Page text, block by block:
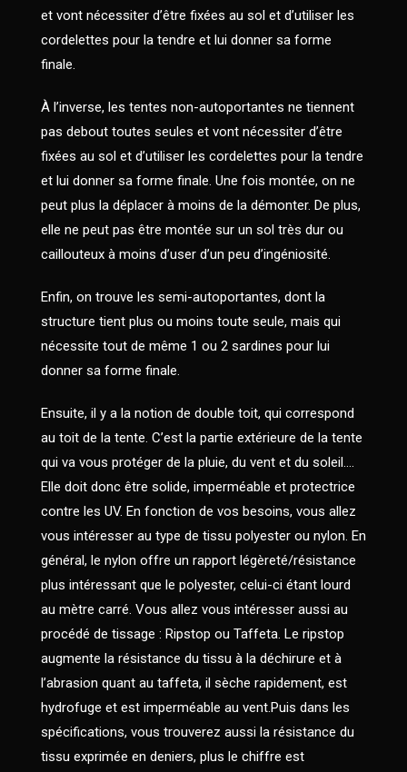
et vont nécessiter d’être fixées au sol et d’utiliser les
cordelettes pour la tendre et lui donner sa forme
finale.
À l’inverse, les tentes non-autoportantes ne tiennent
pas debout toutes seules et vont nécessiter d’être
fixées au sol et d’utiliser les cordelettes pour la tendre
et lui donner sa forme finale. Une fois montée, on ne
peut plus la déplacer à moins de la démonter. De plus,
elle ne peut pas être montée sur un sol très dur ou
caillouteux à moins d’user d’un peu d’ingéniosité.
Enfin, on trouve les semi-autoportantes, dont la
structure tient plus ou moins toute seule, mais qui
nécessite tout de même 1 ou 2 sardines pour lui
donner sa forme finale.
Ensuite, il y a la notion de double toit, qui correspond
au toit de la tente. C’est la partie extérieure de la tente
qui va vous protéger de la pluie, du vent et du soleil….
Elle doit donc être solide, imperméable et protectrice
contre les UV. En fonction de vos besoins, vous allez
vous intéresser au type de tissu polyester ou nylon. En
général, le nylon offre un rapport légèreté/résistance
plus intéressant que le polyester, celui-ci étant lourd
au mètre carré. Vous allez vous intéresser aussi au
procédé de tissage : Ripstop ou Taffeta. Le ripstop
augmente la résistance du tissu à la déchirure et à
l’abrasion quant au taffeta, il sèche rapidement, est
hydrofuge et est imperméable au vent.Puis dans les
spécifications, vous trouverez aussi la résistance du
tissu exprimée en deniers, plus le chiffre est